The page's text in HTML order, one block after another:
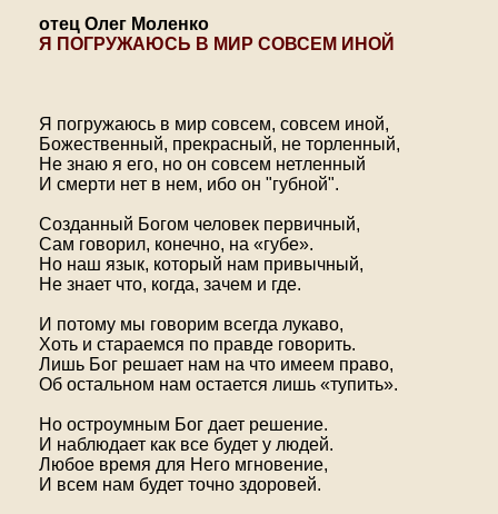
отец Олег Моленко
Я ПОГРУЖАЮСЬ В МИР СОВСЕМ ИНОЙ
Я погружаюсь в мир совсем, совсем иной,
Божественный, прекрасный, не торленный,
Не знаю я его, но он совсем нетленный
И смерти нет в нем, ибо он "губной".
Созданный Богом человек первичный,
Сам говорил, конечно, на «губе».
Но наш язык, который нам привычный,
Не знает что, когда, зачем и где.
И потому мы говорим всегда лукаво,
Хоть и стараемся по правде говорить.
Лишь Бог решает нам на что имеем право,
Об остальном нам остается лишь «тупить».
Но остроумным Бог дает решение.
И наблюдает как все будет у людей.
Любое время для Него мгновение,
И всем нам будет точно здоровей.